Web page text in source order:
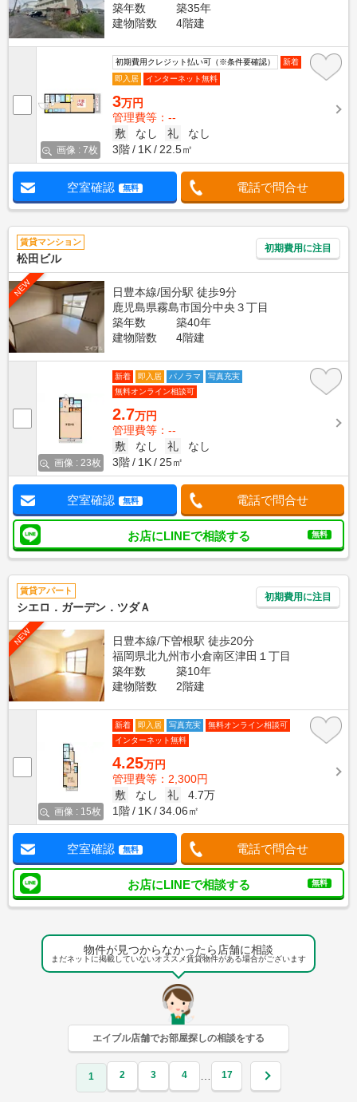
築年数
築35年
建物階数
4階建
画像 : 7枚
初期費用クレジット払い可（※条件要確認）
新着
即入居
インターネット無料
3万円
管理費等：--
敷
なし 礼
なし
3階
1K 22.5㎡
空室確認 無料 電話で問合せ
賃貸マンション
松田ビル
初期費用に注目
NEW
日豊本線/国分駅 徒歩9分
鹿児島県霧島市国分中央３丁目
築年数
築40年
建物階数
4階建
画像 : 23枚
新着 即入居 パノラマ
写真充実
無料オンライン相談可
2.7万円
管理費等：--
敷
なし 礼
なし
3階
1K 25㎡
空室確認 無料 電話で問合せ
お店にLINEで相談する 無料
賃貸アパート
シエロ．ガーデン．ツダＡ
初期費用に注目
NEW
日豊本線/下曽根駅 徒歩20分
福岡県北九州市小倉南区津田１丁目
築年数
築10年
建物階数
2階建
画像 : 15枚
新着 即入居 写真充実
無料オンライン相談可
インターネット無料
4.25万円
管理費等：2,300円
敷
なし 礼
4.7万
1階
1K 34.06㎡
空室確認 無料 電話で問合せ
お店にLINEで相談する 無料
物件が見つからなかったら店舗に相談
まだネットに掲載していないオススメ賃貸物件がある場合がございます
エイブル店舗でお部屋探しの相談をする
1 2 3 4 … 17